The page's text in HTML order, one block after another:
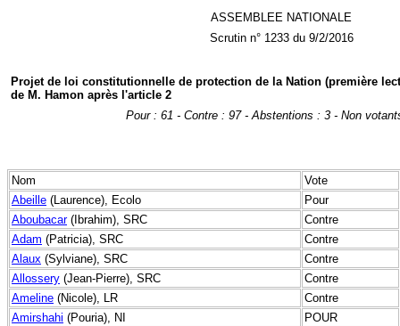
ASSEMBLEE NATIONALE
Scrutin n° 1233 du 9/2/2016
Projet de loi constitutionnelle de protection de la Nation (première
de M. Hamon après l'article 2
Pour : 61 - Contre : 97 - Abstentions : 3 - Non
Nom
Vote
Abeille (Laurence), Ecolo
Pour
Aboubacar(Ibrahim), SRC
Contre
Adam (Patricia), SRC
Contre
Alaux (Sylviane), SRC
Contre
Allossery (Jean-Pierre), SRC
Contre
Ameline (Nicole), LR
Contre
Amirshahi (Pouria), NI
POUR